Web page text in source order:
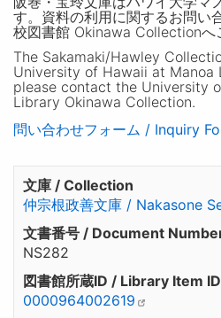
す。資料の利用に関するお問い
校図書館 Okinawa Collectionへ
The Sakamaki/Hawley
University of Hawaii at Manoa
please contact the University
Library Okinawa Collection.
問い合わせフォーム / Inquiry
文庫 / Collection
仲宗根政善文庫 / Nakasone
文書番号 / Document
NS282
図書館所蔵ID / Library Item ID
0000964002619